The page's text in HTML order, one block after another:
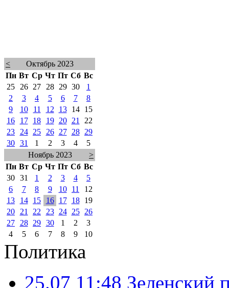
<
Октябрь 2023
Пн Вт Ср Чт Пт Сб Вс
25
26 27 28 29 30
1
2
3 4 5 6 7
8
9
10 11 12 13 14
15
16
17 18 19 20 21
22
23
24 25 26 27 28
29
30 31 1 2 3 4
5
Ноябрь 2023
>
Пн Вт Ср Чт Пт Сб Вс
30 31 1 2 3 4
5
6
7 8 9 10 11
12
13
14 15 16 17 18
19
20
21 22 23 24 25
26
27
28 29 30 1 2
3
4
5 6 7 8 9 10
Политика
25.07 11:48 Зеленский